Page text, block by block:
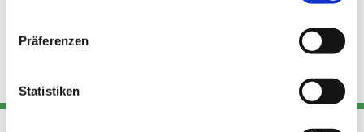
Präferenzen
Statistiken